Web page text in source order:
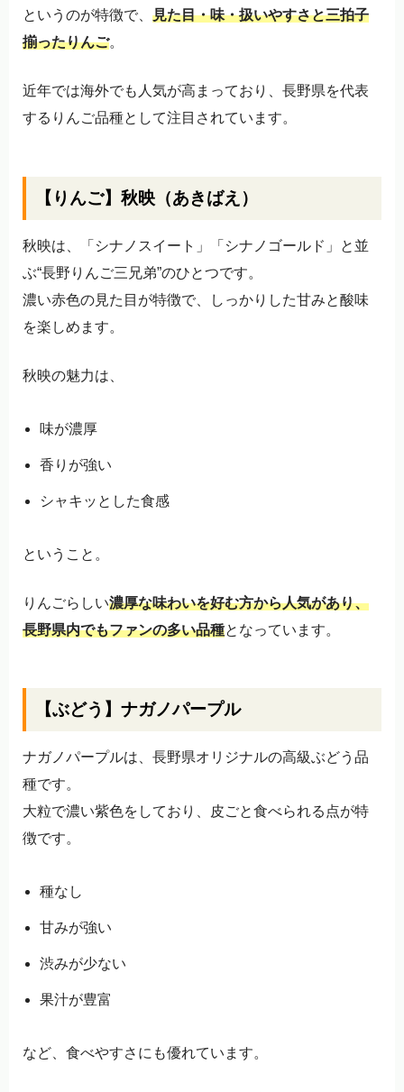
というのが特徴で、 見た目・味・扱いやすさと三拍子
揃ったりんご。
近年では海外でも人気が高まっており、長野県を代表
するりんご品種として注目されています。
【りんご】秋映（あきばえ）
秋映は、「シナノスイート」「シナノゴールド」と並
ぶ“長野りんご三兄弟”のひとつです。
濃い赤色の見た目が特徴で、しっかりした甘みと酸味
を楽しめます。
秋映の魅力は、
味が濃厚
香りが強い
シャキッとした食感
ということ。
りんごらしい濃厚な味わいを好む方から人気があり、
長野県内でもファンの多い品種となっています。
【ぶどう】ナガノパープル
ナガノパープルは、長野県オリジナルの高級ぶどう品
種です。
大粒で濃い紫色をしており、皮ごと食べられる点が特
徴です。
種なし
甘みが強い
渋みが少ない
果汁が豊富
など、食べやすさにも優れています。